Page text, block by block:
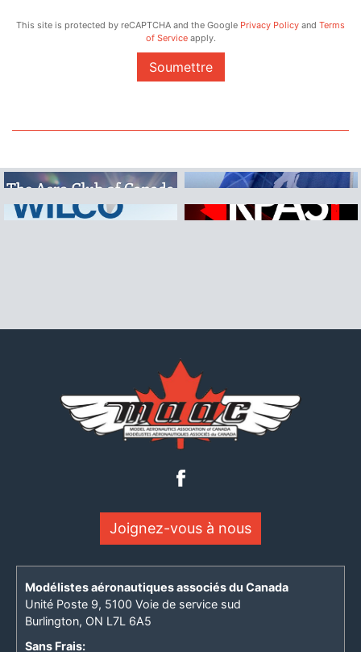
This site is protected by reCAPTCHA and the Google Privacy Policy and Terms
of Serviceapply.
Soumettre
Joignez-vous à nous
Modélistes aéronautiques associés du Canada
Unité Poste 9, 5100 Voie de service sud
Burlington, ON L7L 6A5
Sans Frais: